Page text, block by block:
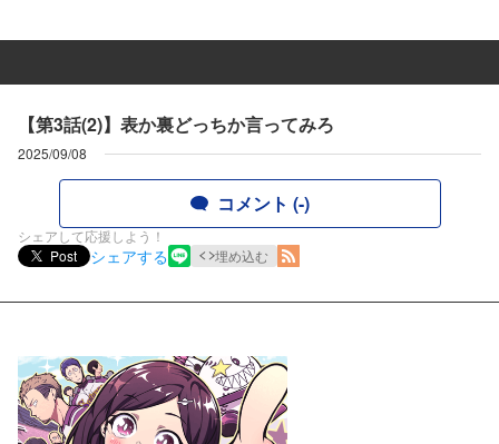
【第3話(2)】表か裏どっちか言ってみろ
2025/09/08
コメント (-)
シェアして応援しよう！
Post
シェアする 埋め込む